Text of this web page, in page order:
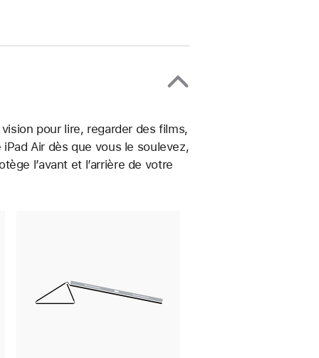
pour lire, regarder des films,
Air dès que vous le soulevez,
l’avant et l’arrière de votre